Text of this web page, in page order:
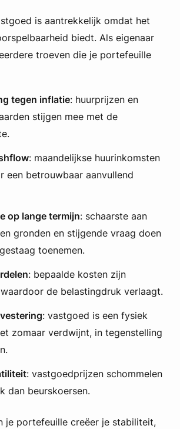
is aantrekkelijk omdat het
biedt. Als eigenaar
troeven die je portefeuille
tegen inflatie: huurprijzen en
stijgen mee met de
: maandelijkse huurinkomsten
een betrouwbaar aanvullend
op lange termijn: schaarste aan
gronden en stijgende vraag doen
toenemen.
: bepaalde kosten zijn
de belastingdruk verlaagt.
: vastgoed is een fysiek
zomaar verdwijnt, in tegenstelling
: vastgoedprijzen schommelen
dan beurskoersen.
je portefeuille creëer je stabiliteit,